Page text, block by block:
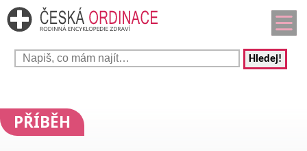
Hledej!
PŘÍBĚH